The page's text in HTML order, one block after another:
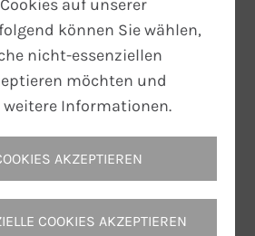
zum Medium erfolgt
Strahlung.
Trocknen, einbrennen oder
Lacken, o.ä.;
Tiefziehen
auf unserer
können Sie wählen,
nicht-essenziellen
möchten und
Informationen.
AKZEPTIEREN
COOKIES AKZEPTIEREN